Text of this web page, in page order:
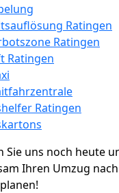
Ratingen
Ratingen
Ratingen
Ratingen
Sie uns noch heute
Ihren Umzug